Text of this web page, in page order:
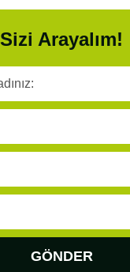
Sizi Arayalım!
GÖNDER